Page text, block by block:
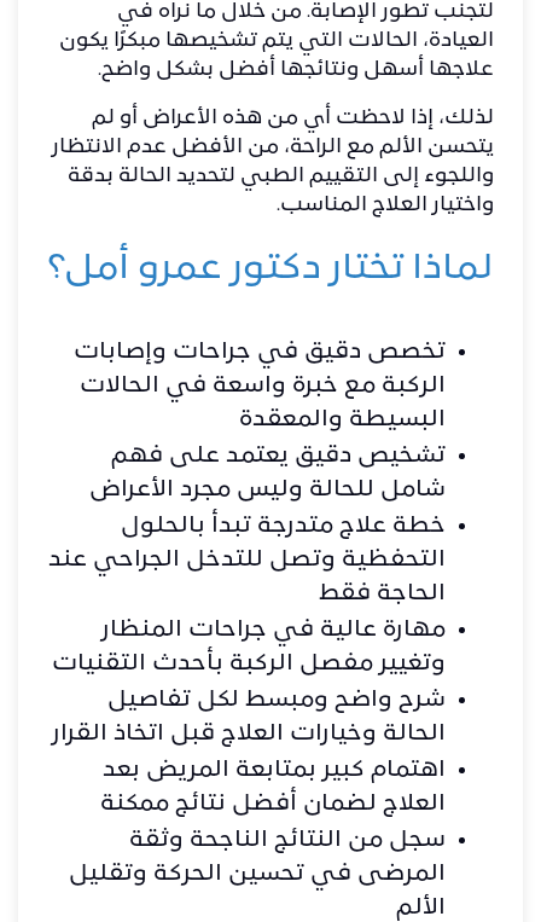
لتجنب تطور الإصابة. من خلال ما نراه في
العيادة، الحالات التي يتم تشخيصها مبكرًا يكون
علاجها أسهل ونتائجها أفضل بشكل واضح.
لذلك، إذا لاحظت أي من هذه الأعراض أو لم
يتحسن الألم مع الراحة، من الأفضل عدم الانتظار
واللجوء إلى التقييم الطبي لتحديد الحالة بدقة
واختيار العلاج المناسب.
لماذا تختار دكتور عمرو أمل؟
تخصص دقيق في جراحات وإصابات
الركبة مع خبرة واسعة في الحالات
البسيطة والمعقدة
تشخيص دقيق يعتمد على فهم
شامل للحالة وليس مجرد الأعراض
خطة علاج متدرجة تبدأ بالحلول
التحفظية وتصل للتدخل الجراحي عند
الحاجة فقط
مهارة عالية في جراحات المنظار
وتغيير مفصل الركبة بأحدث التقنيات
شرح واضح ومبسط لكل تفاصيل
الحالة وخيارات العلاج قبل اتخاذ القرار
اهتمام كبير بمتابعة المريض بعد
العلاج لضمان أفضل نتائج ممكنة
سجل من النتائج الناجحة وثقة
المرضى في تحسين الحركة وتقليل
الألم